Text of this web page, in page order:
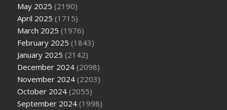
May 2025 (2190)
April 2025 (1715)
March 2025 (1976)
February 2025 (1843)
January 2025 (2142)
December 2024 (2098)
November 2024 (2203)
October 2024 (2055)
September 2024 (1998)